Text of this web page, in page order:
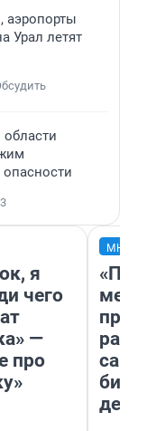
аэропорты
Урал летят
области
я
чего
—
про